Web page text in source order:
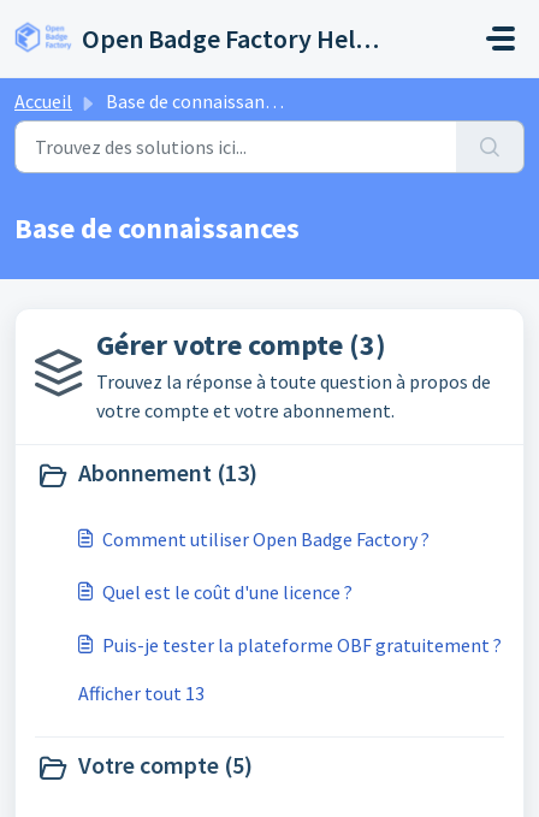
Open Badge Factory Help Center
Accueil Base de connaissances
Base de connaissances
Gérer votre compte (3)
Trouvez la réponse à toute question à propos de
votre compte et votre abonnement.
Abonnement (13)
Comment utiliser Open Badge Factory ?
Quel est le coût d'une licence ?
Puis-je tester la plateforme OBF gratuitement ?
Afficher tout 13
Votre compte (5)